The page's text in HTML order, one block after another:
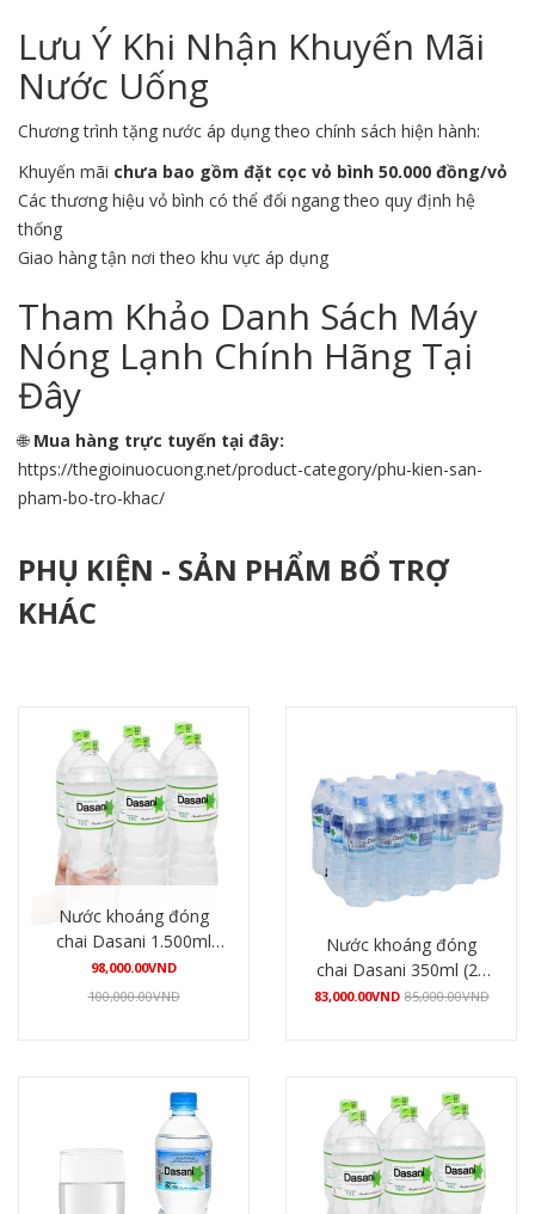
Lưu Ý Khi Nhận Khuyến Mãi
Nước Uống
Chương trình tặng nước áp dụng theo chính sách hiện hành:
Khuyến mãi chưa bao gồm đặt cọc vỏ bình 50.000 đồng/vỏ
Các thương hiệu vỏ bình có thể đổi ngang theo quy định hệ
thống
Giao hàng tận nơi theo khu vực áp dụng
Tham Khảo Danh Sách Máy
Nóng Lạnh Chính Hãng Tại
Đây
🌐 Mua hàng trực tuyến tại đây:
https://thegioinuocuong.net/product-category/phu-kien-san-
pham-bo-tro-khac/
PHỤ KIỆN - SẢN PHẨM BỔ TRỢ
KHÁC
Nước khoáng đóng
chai Dasani 1.500ml
(12 chai/thùng)
98,000.00VND
100,000.00VND
Nước khoáng đóng
chai Dasani 350ml (24
chai/thùng)
83,000.00VND 85,000.00VND